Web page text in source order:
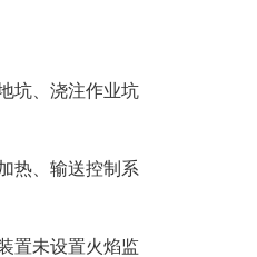
坑、浇注作业坑
热、输送控制系
置未设置火焰监